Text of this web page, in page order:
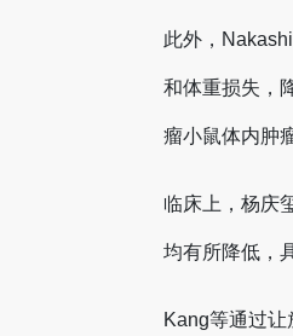
此外，
和体重损失，
瘤小鼠体内肿
临床上，杨庆
均有所降低，
Kang等通过